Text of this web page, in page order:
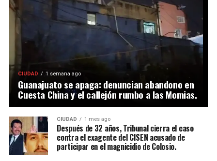
CIUDAD 1 semana ago
Guanajuato se apaga: denuncian abandono en
Cuesta China y el callejón rumbo a las Momias.
CIUDAD 1 mes ago
Después de 32 años, Tribunal cierra el caso
contra el exagente del CISEN acusado de
participar en el magnicidio de Colosio.